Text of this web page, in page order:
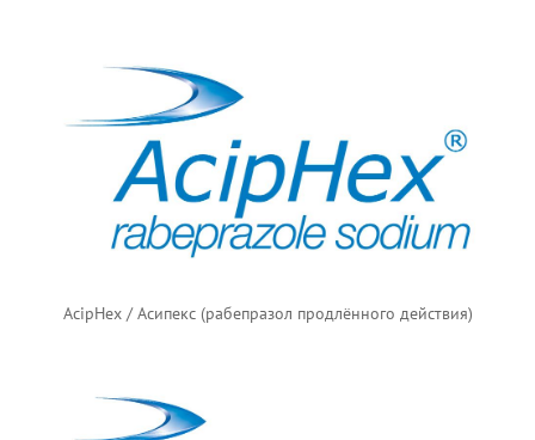
AcipHex / Асипекс (рабепразол продлённого действия)